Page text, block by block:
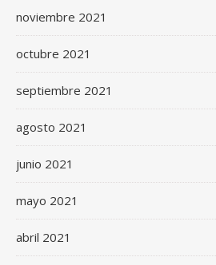
noviembre 2021
octubre 2021
septiembre 2021
agosto 2021
junio 2021
mayo 2021
abril 2021